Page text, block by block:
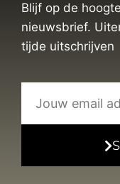
Blijf op de
nieuwsbrief.
tijde uitschrijven